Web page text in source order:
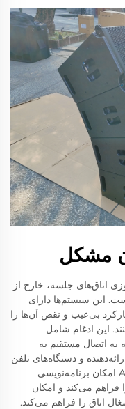
مشکل
اتاق‌های جلسه، خارج از
این سیستم‌ها دارای
بی‌عیب و نقص آن‌ها را
این ادغام شامل
به اتصال مستقیم به
و دستگاه‌های تلفن
همراه اجازه می‌دهد. پشتیبانی پیشرفته از API امکان برنامه‌نویسی
فراهم می‌کند و امکان
اتاق را فراهم می‌کند.